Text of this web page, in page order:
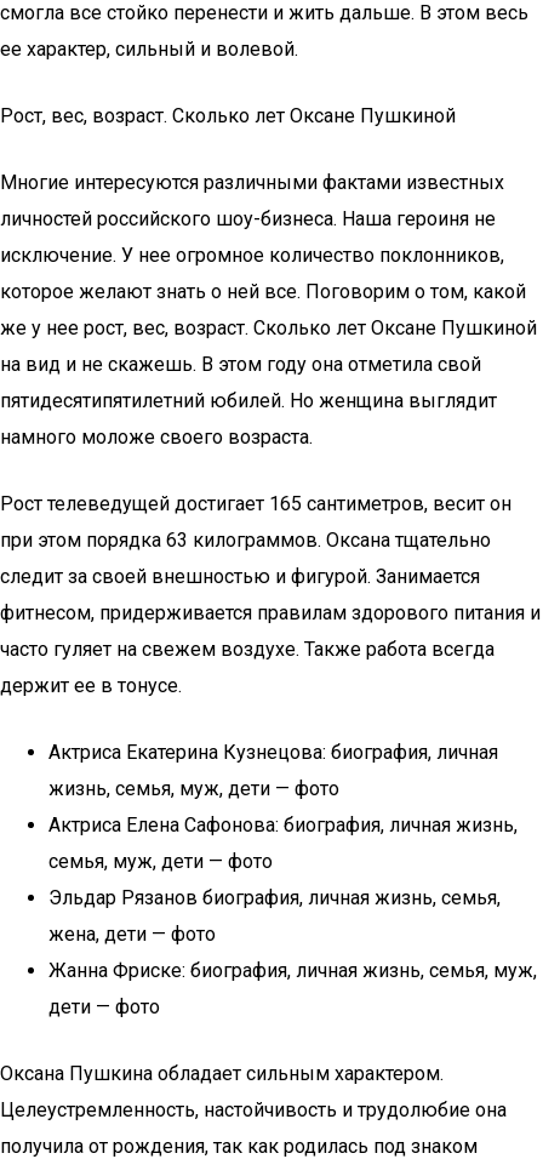
смогла все стойко перенести и жить дальше. В этом весь
ее характер, сильный и волевой.
Рост, вес, возраст. Сколько лет Оксане Пушкиной
Многие интересуются различными фактами известных
личностей российского шоу-бизнеса. Наша героиня не
исключение. У нее огромное количество поклонников,
которое желают знать о ней все. Поговорим о том, какой
же у нее рост, вес, возраст. Сколько лет Оксане Пушкиной
на вид и не скажешь. В этом году она отметила свой
пятидесятипятилетний юбилей. Но женщина выглядит
намного моложе своего возраста.
Рост телеведущей достигает 165 сантиметров, весит он
при этом порядка 63 килограммов. Оксана тщательно
следит за своей внешностью и фигурой. Занимается
фитнесом, придерживается правилам здорового питания и
часто гуляет на свежем воздухе. Также работа всегда
держит ее в тонусе.
Актриса Екатерина Кузнецова: биография, личная
жизнь, семья, муж, дети — фото
Актриса Елена Сафонова: биография, личная жизнь,
семья, муж, дети — фото
Эльдар Рязанов биография, личная жизнь, семья,
жена, дети — фото
Жанна Фриске: биография, личная жизнь, семья, муж,
дети — фото
Оксана Пушкина обладает сильным характером.
Целеустремленность, настойчивость и трудолюбие она
получила от рождения, так как родилась под знаком